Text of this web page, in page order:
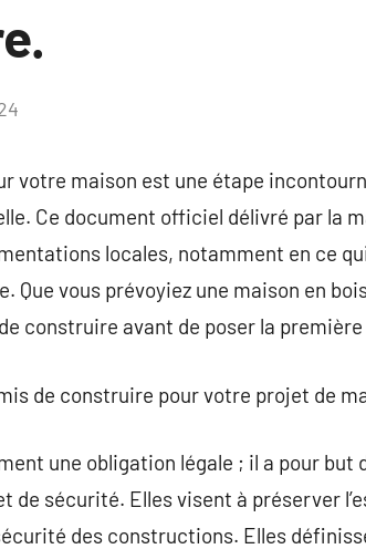
votre maison est une étape
Ce document officiel délivré par la
locales, notamment en ce
Que vous prévoyiez une maison en
construire avant de poser la
de construire pour votre projet de
une obligation légale ; il a pour but
de sécurité. Elles visent à préserver
des constructions. Elles